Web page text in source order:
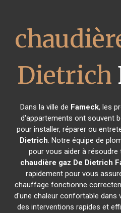
Dietrich
Dans la ville de Fameck, les
d'appartements ont souvent
pour installer, réparer ou
Dietrich. Notre équipe de
pour vous aider à
chaudière gaz De Dietrich
rapidement pour vous
chauffage fonctionne
d'une chaleur confortable
des interventions rapides et